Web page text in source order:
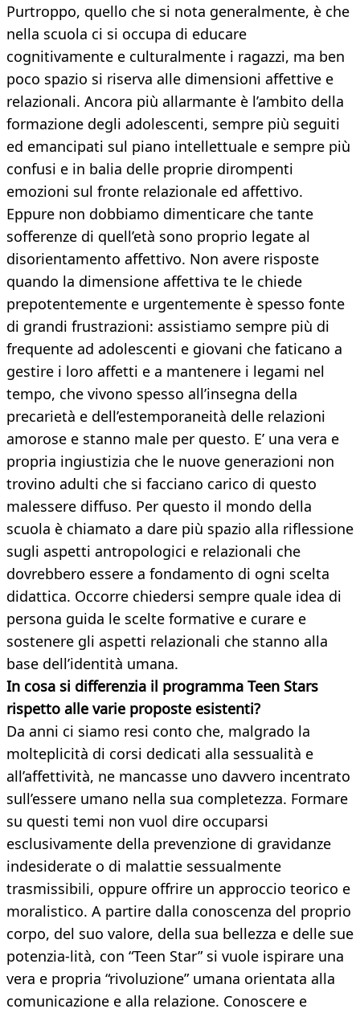
Purtroppo, quello che si nota generalmente, è che
nella scuola ci si occupa di educare
cognitivamente e culturalmente i ragazzi, ma ben
poco spazio si riserva alle dimensioni affettive e
relazionali. Ancora più allarmante è l’ambito della
formazione degli adolescenti, sempre più seguiti
ed emancipati sul piano intellettuale e sempre più
confusi e in balia delle proprie dirompenti
emozioni sul fronte relazionale ed affettivo.
Eppure non dobbiamo dimenticare che tante
sofferenze di quell’età sono proprio legate al
disorientamento affettivo. Non avere risposte
quando la dimensione affettiva te le chiede
prepotentemente e urgentemente è spesso fonte
di grandi frustrazioni: assistiamo sempre più di
frequente ad adolescenti e giovani che faticano a
gestire i loro affetti e a mantenere i legami nel
tempo, che vivono spesso all’insegna della
precarietà e dell’estemporaneità delle relazioni
amorose e stanno male per questo. E’ una vera e
propria ingiustizia che le nuove generazioni non
trovino adulti che si facciano carico di questo
malessere diffuso. Per questo il mondo della
scuola è chiamato a dare più spazio alla riflessione
sugli aspetti antropologici e relazionali che
dovrebbero essere a fondamento di ogni scelta
didattica. Occorre chiedersi sempre quale idea di
persona guida le scelte formative e curare e
sostenere gli aspetti relazionali che stanno alla
base dell’identità umana.
In cosa si differenzia il programma Teen Stars
rispetto alle varie proposte esistenti?
Da anni ci siamo resi conto che, malgrado la
molteplicità di corsi dedicati alla sessualità e
all’affettività, ne mancasse uno davvero incentrato
sull’essere umano nella sua completezza. Formare
su questi temi non vuol dire occuparsi
esclusivamente della prevenzione di gravidanze
indesiderate o di malattie sessualmente
trasmissibili, oppure offrire un approccio teorico e
moralistico. A partire dalla conoscenza del proprio
corpo, del suo valore, della sua bellezza e delle sue
potenzia-lità, con “Teen Star” si vuole ispirare una
vera e propria “rivoluzione” umana orientata alla
comunicazione e alla relazione. Conoscere e